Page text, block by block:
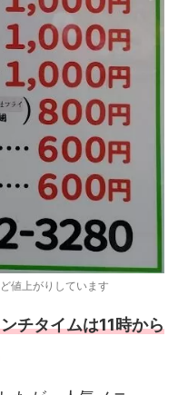
値上がりしています
チタイムは11時から